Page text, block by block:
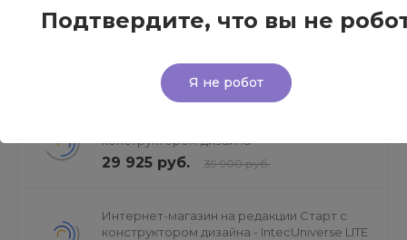
Подтвердите, что вы не
Я не робот
IntecUniverse - интернет магазин с
44 925 руб.
конструктором дизайна
29 925 руб. 39 900 руб.
Интернет-магазин на редакции Старт с
конструктором дизайна - IntecUniverse LITE